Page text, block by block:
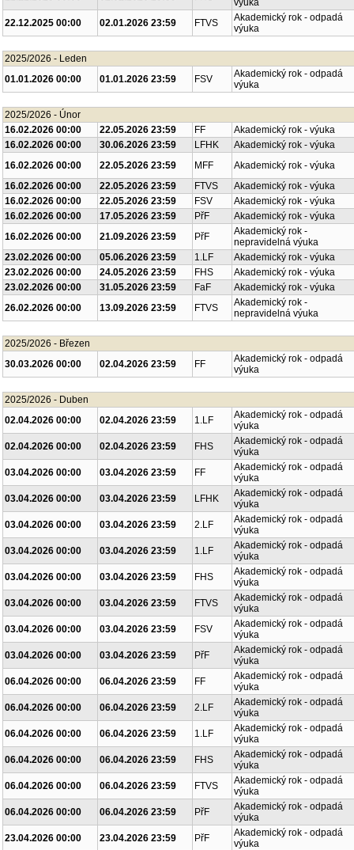
výuka
22.12.2025 00:00
02.01.2026 23:59 FTVS
Akademický rok - odpadá
výuka
2025/2026 - Leden
01.01.2026 00:00
01.01.2026 23:59 FSV
Akademický rok - odpadá
výuka
2025/2026 - Únor
16.02.2026 00:00
22.05.2026 23:59 FF
Akademický rok - výuka
16.02.2026 00:00
30.06.2026 23:59 LFHK
Akademický rok - výuka
16.02.2026 00:00
22.05.2026 23:59 MFF
Akademický rok - výuka
16.02.2026 00:00
22.05.2026 23:59 FTVS
Akademický rok - výuka
16.02.2026 00:00
22.05.2026 23:59 FSV
Akademický rok - výuka
16.02.2026 00:00
17.05.2026 23:59 PřF
Akademický rok - výuka
16.02.2026 00:00
21.09.2026 23:59 PřF
Akademický rok -
nepravidelná výuka
23.02.2026 00:00
05.06.2026 23:59 1.LF
Akademický rok - výuka
23.02.2026 00:00
24.05.2026 23:59 FHS
Akademický rok - výuka
23.02.2026 00:00
31.05.2026 23:59 FaF
Akademický rok - výuka
26.02.2026 00:00
13.09.2026 23:59 FTVS
Akademický rok -
nepravidelná výuka
2025/2026 - Březen
30.03.2026 00:00
02.04.2026 23:59 FF
Akademický rok - odpadá
výuka
2025/2026 - Duben
02.04.2026 00:00
02.04.2026 23:59 1.LF
Akademický rok - odpadá
výuka
02.04.2026 00:00
02.04.2026 23:59 FHS
Akademický rok - odpadá
výuka
03.04.2026 00:00
03.04.2026 23:59 FF
Akademický rok - odpadá
výuka
03.04.2026 00:00
03.04.2026 23:59 LFHK
Akademický rok - odpadá
výuka
03.04.2026 00:00
03.04.2026 23:59 2.LF
Akademický rok - odpadá
výuka
03.04.2026 00:00
03.04.2026 23:59 1.LF
Akademický rok - odpadá
výuka
03.04.2026 00:00
03.04.2026 23:59 FHS
Akademický rok - odpadá
výuka
03.04.2026 00:00
03.04.2026 23:59 FTVS
Akademický rok - odpadá
výuka
03.04.2026 00:00
03.04.2026 23:59 FSV
Akademický rok - odpadá
výuka
03.04.2026 00:00
03.04.2026 23:59 PřF
Akademický rok - odpadá
výuka
06.04.2026 00:00
06.04.2026 23:59 FF
Akademický rok - odpadá
výuka
06.04.2026 00:00
06.04.2026 23:59 2.LF
Akademický rok - odpadá
výuka
06.04.2026 00:00
06.04.2026 23:59 1.LF
Akademický rok - odpadá
výuka
06.04.2026 00:00
06.04.2026 23:59 FHS
Akademický rok - odpadá
výuka
06.04.2026 00:00
06.04.2026 23:59 FTVS
Akademický rok - odpadá
výuka
06.04.2026 00:00
06.04.2026 23:59 PřF
Akademický rok - odpadá
výuka
23.04.2026 00:00
23.04.2026 23:59 PřF
Akademický rok - odpadá
výuka